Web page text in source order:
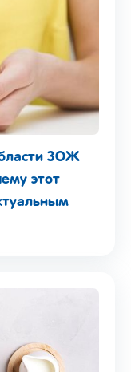
ЗОЖ
этот